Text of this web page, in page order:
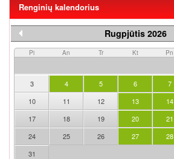
Renginių kalendorius
Rugpjūtis 2026
Pi An Tr Kt Pn
3
4 5 6 7
10
11 12 13 14
17
18 19 20 21
24
25 26 27 28
31